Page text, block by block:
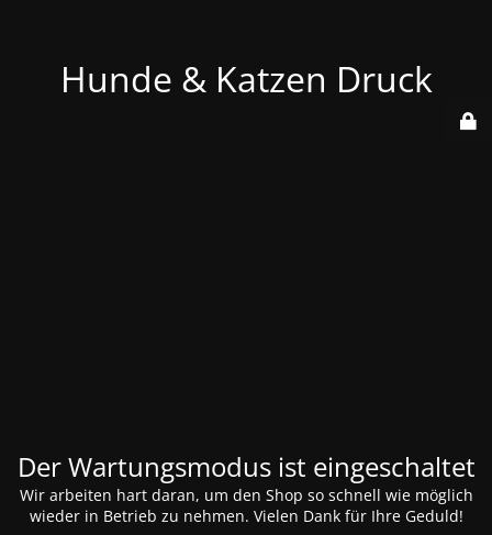
Hunde & Katzen Druck
Der Wartungsmodus ist eingeschaltet
Wir arbeiten hart daran, um den Shop so schnell wie möglich
wieder in Betrieb zu nehmen. Vielen Dank für Ihre Geduld!